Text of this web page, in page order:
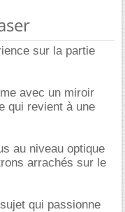
sur la partie
avec un miroir
qui revient à une
au niveau optique
arrachés sur le
qui passionne